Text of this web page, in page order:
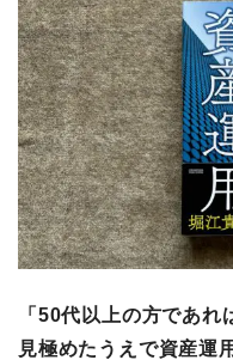
「50代以上の方であ
見極めたうえで資産運